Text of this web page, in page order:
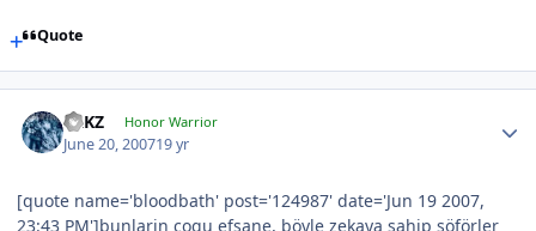
Quote
TRKZ Honor Warrior
June 20, 200719 yr
[quote name='bloodbath' post='124987' date='Jun 19 2007,
23:43 PM']bunlarin çogu efsane, böyle zekaya sahip şöförler